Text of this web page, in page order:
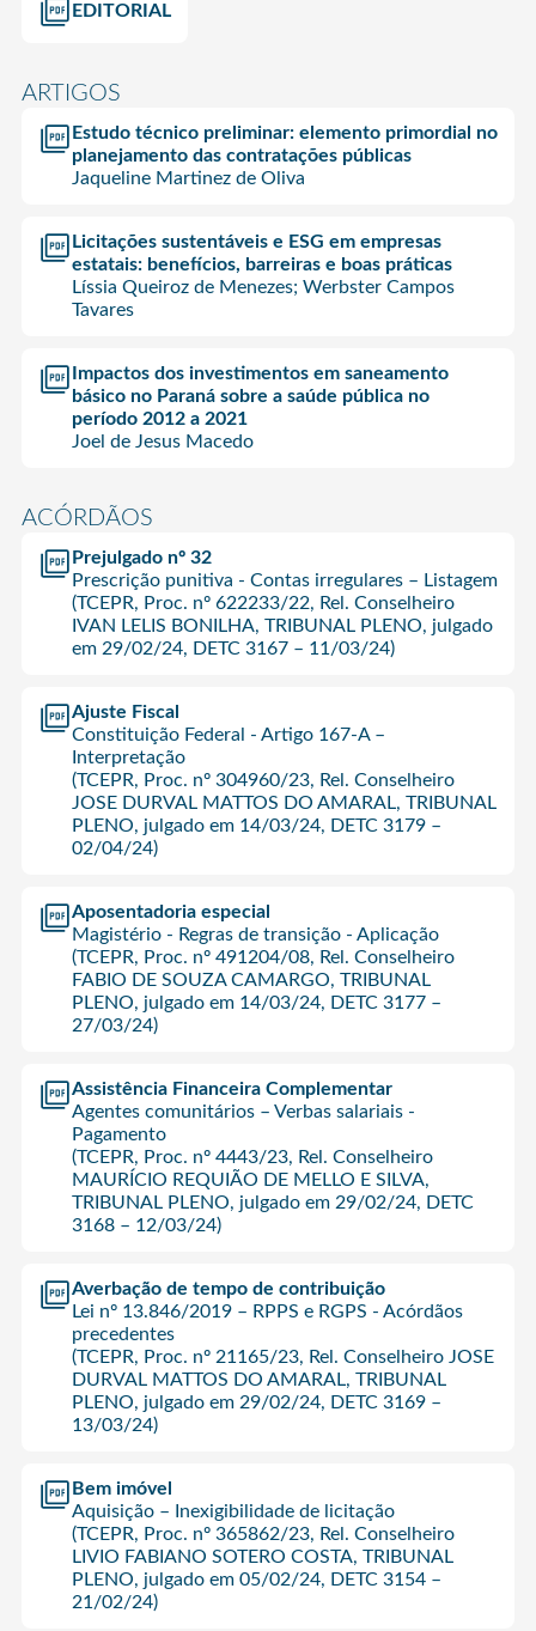
EDITORIAL
ARTIGOS
Estudo técnico preliminar: elemento primordial no
planejamento das contratações públicas
Jaqueline Martinez de Oliva
Licitações sustentáveis e ESG em empresas
estatais: benefícios, barreiras e boas práticas
Líssia Queiroz de Menezes; Werbster Campos
Tavares
Impactos dos investimentos em saneamento
básico no Paraná sobre a saúde pública no
período 2012 a 2021
Joel de Jesus Macedo
ACÓRDÃOS
Prejulgado nº 32
Prescrição punitiva - Contas irregulares – Listagem
(TCEPR, Proc. nº 622233/22, Rel. Conselheiro
IVAN LELIS BONILHA, TRIBUNAL PLENO, julgado
em 29/02/24, DETC 3167 – 11/03/24)
Ajuste Fiscal
Constituição Federal - Artigo 167-A –
Interpretação
(TCEPR, Proc. nº 304960/23, Rel. Conselheiro
JOSE DURVAL MATTOS DO AMARAL, TRIBUNAL
PLENO, julgado em 14/03/24, DETC 3179 –
02/04/24)
Aposentadoria especial
Magistério - Regras de transição - Aplicação
(TCEPR, Proc. nº 491204/08, Rel. Conselheiro
FABIO DE SOUZA CAMARGO, TRIBUNAL
PLENO, julgado em 14/03/24, DETC 3177 –
27/03/24)
Assistência Financeira Complementar
Agentes comunitários – Verbas salariais -
Pagamento
(TCEPR, Proc. nº 4443/23, Rel. Conselheiro
MAURÍCIO REQUIÃO DE MELLO E SILVA,
TRIBUNAL PLENO, julgado em 29/02/24, DETC
3168 – 12/03/24)
Averbação de tempo de contribuição
Lei nº 13.846/2019 – RPPS e RGPS - Acórdãos
precedentes
(TCEPR, Proc. nº 21165/23, Rel. Conselheiro JOSE
DURVAL MATTOS DO AMARAL, TRIBUNAL
PLENO, julgado em 29/02/24, DETC 3169 –
13/03/24)
Bem imóvel
Aquisição – Inexigibilidade de licitação
(TCEPR, Proc. nº 365862/23, Rel. Conselheiro
LIVIO FABIANO SOTERO COSTA, TRIBUNAL
PLENO, julgado em 05/02/24, DETC 3154 –
21/02/24)